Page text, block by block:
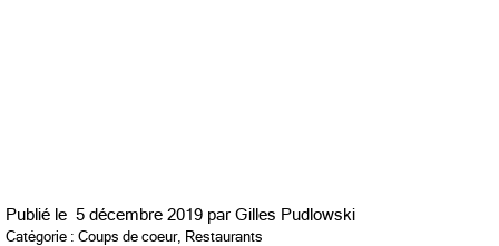
Publié le 5 décembre 2019 par Gilles Pudlowski
Catégorie : Coups de coeur, Restaurants